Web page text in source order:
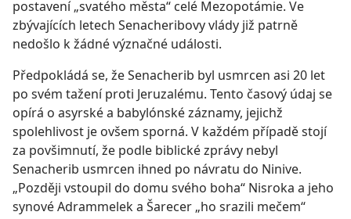
postavení „svatého města“ celé Mezopotámie. Ve
zbývajících letech Senacheribovy vlády již patrně
nedošlo k žádné význačné události.
Předpokládá se, že Senacherib byl usmrcen asi 20 let
po svém tažení proti Jeruzalému. Tento časový údaj se
opírá o asyrské a babylónské záznamy, jejichž
spolehlivost je ovšem sporná. V každém případě stojí
za povšimnutí, že podle biblické zprávy nebyl
Senacherib usmrcen ihned po návratu do Ninive.
„Později vstoupil do domu svého boha“ Nisroka a jeho
synové Adrammelek a Šarecer „ho srazili mečem“